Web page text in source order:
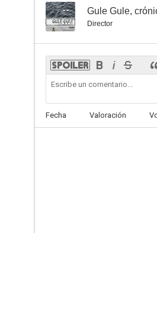
-- Gule Gule,
Director
Fecha Valoración